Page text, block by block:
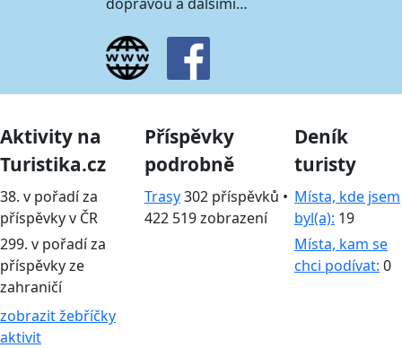
Aktivity na
Turistika.cz
38. v pořadí za
příspěvky v ČR
299. v pořadí za
příspěvky ze
zahraničí
zobrazit žebříčky
aktivit
Příspěvky
podrobně
Trasy302 příspěvků •
422 519 zobrazení
Deník
turisty
Místa, kde jsem
byl(a): 19
Místa, kam se
chci podívat: 0